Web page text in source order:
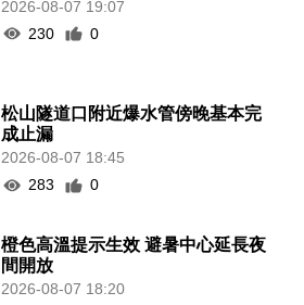
2026-08-07 19:07
230
0
松山隧道口附近爆水管傍晚基本完
成止漏
2026-08-07 18:45
283
0
橙色高溫提示生效 避暑中心延長夜
間開放
2026-08-07 18:20